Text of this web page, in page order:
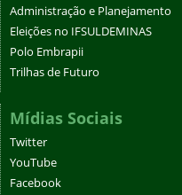
Administração e Planejamento
Eleições no IFSULDEMINAS
Polo Embrapii
Trilhas de Futuro
Mídias Sociais
Twitter
YouTube
Facebook